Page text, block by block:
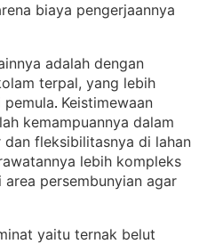
biaya pengerjaannya
adalah dengan
terpal, yang lebih
pemula. Keistimewaan
kemampuannya dalam
fleksibilitasnya di lahan
lebih kompleks
persembunyian agar
yaitu ternak belut